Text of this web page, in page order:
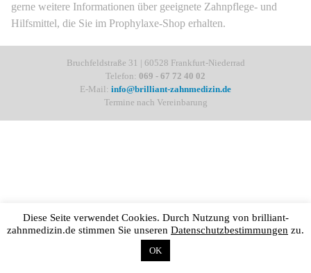
gerne weitere Informationen über geeignete Zahnpflege- und
Hilfsmittel, die Sie im Prophylaxe-Shop erhalten.
Bruchfeldstraße 31 | 60528 Frankfurt-Niederrad
Telefon: 069 - 67 72 40 02
E-Mail: info@brilliant-zahnmedizin.de
Termine nach Vereinbarung
Diese Seite verwendet Cookies. Durch Nutzung von brilliant-
zahnmedizin.de stimmen Sie unseren Datenschutzbestimmungen zu.
OK